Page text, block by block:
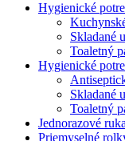
Hygienické
Skladané
Toaletný
Hygienické
Skladané
Toaletný
Jednorazové
Priemyselné